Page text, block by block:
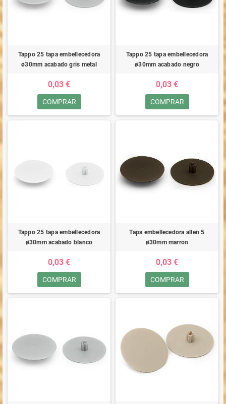
Tappo 25 tapa embellecedora
ø30mm acabado gris metal
0,03 €
COMPRAR
Tappo 25 tapa embellecedora
ø30mm acabado negro
0,03 €
COMPRAR
Tappo 25 tapa embellecedora
ø30mm acabado blanco
0,03 €
COMPRAR
Tapa embellecedora allen 5
ø30mm marron
0,03 €
COMPRAR